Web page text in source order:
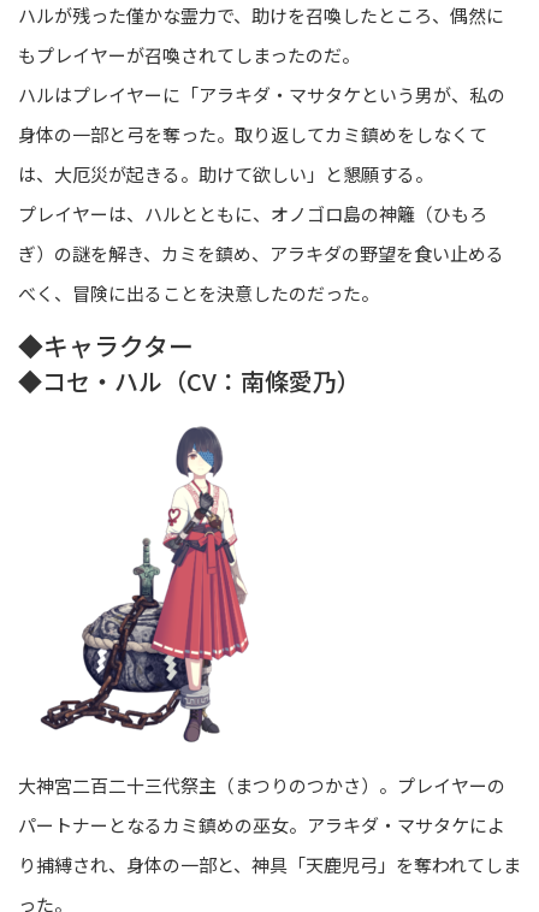
ハルが残った僅かな霊力で、助けを召喚したところ、偶然に
もプレイヤーが召喚されてしまったのだ。
ハルはプレイヤーに「アラキダ・マサタケという男が、私の
身体の一部と弓を奪った。取り返してカミ鎮めをしなくて
は、大厄災が起きる。助けて欲しい」と懇願する。
プレイヤーは、ハルとともに、オノゴロ島の神籬（ひもろ
ぎ）の謎を解き、カミを鎮め、アラキダの野望を食い止める
べく、冒険に出ることを決意したのだった。
◆キャラクター
◆コセ・ハル（CV：南條愛乃）
大神宮二百二十三代祭主（まつりのつかさ）。プレイヤーの
パートナーとなるカミ鎮めの巫女。アラキダ・マサタケによ
り捕縛され、身体の一部と、神具「天鹿児弓」を奪われてしま
った。